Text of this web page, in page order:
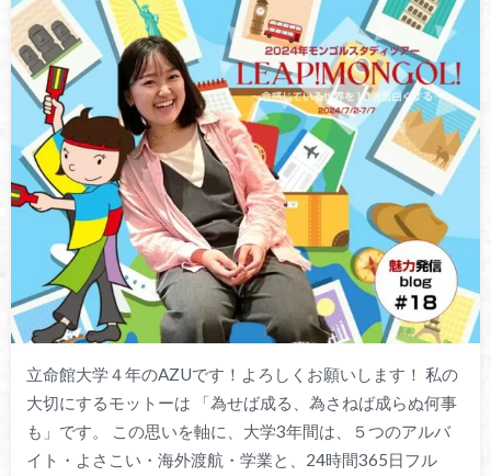
立命館大学４年のAZUです！よろしくお願いします！ 私の
大切にするモットーは 「為せば成る、為さねば成らぬ何事
も」です。 この思いを軸に、大学3年間は、５つのアルバ
イト・よさこい・海外渡航・学業と、24時間365日フル